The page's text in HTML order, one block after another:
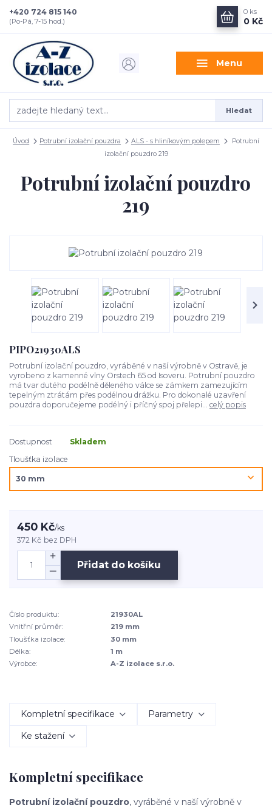
Menu
Hledat
+420 724 815 140
(Po-Pá, 7-15 hod.)
0 ks
0 Kč
Úvod Potrubní izolační pouzdra ALS - s hliníkovým polepem
Potrubní
izolační pouzdro 219
Potrubní izolační pouzdro
219
PIPO21930ALS
Potrubní izolační pouzdro, vyráběné v naší výrobně v Ostravě, je
vyrobeno z kamenné vlny Orstech 65 od Isoveru. Potrubní pouzdro
má tvar dutého podélně děleného válce se zámkem zamezujícím
tepelným ztrátám přes podélnou drážku. Pro dokonalé uzavření
pouzdra doporučejeme podélný i příčný spoj přelepi... celý popis
Dostupnost
Skladem
Tloušťka izolace
450 Kč/ks
372 Kč bez DPH
Přidat do košíku
Číslo produktu:
21930AL
Vnitřní průměr:
219 mm
Tloušťka izolace:
30 mm
Délka:
1 m
Výrobce:
A-Z izolace s.r.o.
Kompletní specifikace Parametry
Ke stažení
Kompletní specifikace
Potrubní izolační pouzdro, vyráběné v naší výrobně v